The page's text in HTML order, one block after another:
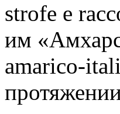
strofe e
им
amarico-